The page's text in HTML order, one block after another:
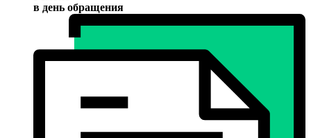
в день обращения